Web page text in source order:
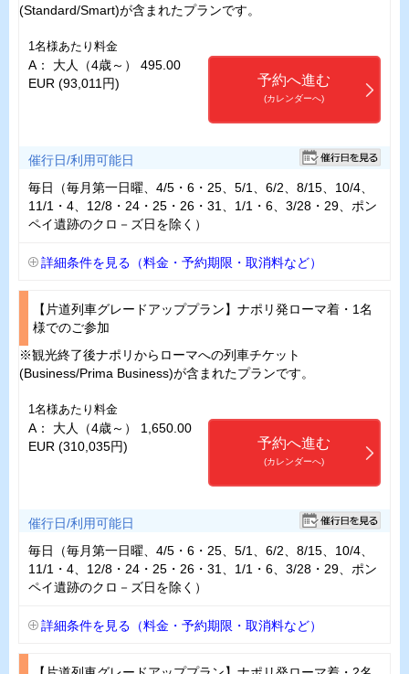
(Standard/Smart)が含まれたプランです。
1名様あたり料金
A： 大人（4歳～） 495.00
EUR (93,011円)
予約へ進む
(カレンダーへ)
催行日/利用可能日
毎日（毎月第一日曜、4/5・6・25、5/1、6/2、8/15、10/4、
11/1・4、12/8・24・25・26・31、1/1・6、3/28・29、ポン
ペイ遺跡のクロ－ズ日を除く）
詳細条件を見る（料金・予約期限・取消料など）
【片道列車グレードアッププラン】ナポリ発ローマ着・1名
様でのご参加
※観光終了後ナポリからローマへの列車チケット
(Business/Prima Business)が含まれたプランです。
1名様あたり料金
A： 大人（4歳～） 1,650.00
EUR (310,035円)
予約へ進む
(カレンダーへ)
催行日/利用可能日
毎日（毎月第一日曜、4/5・6・25、5/1、6/2、8/15、10/4、
11/1・4、12/8・24・25・26・31、1/1・6、3/28・29、ポン
ペイ遺跡のクロ－ズ日を除く）
詳細条件を見る（料金・予約期限・取消料など）